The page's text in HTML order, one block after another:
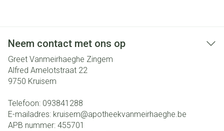
Neem contact met ons op
Greet Vanmeirhaeghe Zingem
Alfred Amelotstraat 22
9750 Kruisem
Telefoon: 093841288
E-mailadres: kruisem@apotheekvanmeirhaeghe.be
APB nummer: 455701